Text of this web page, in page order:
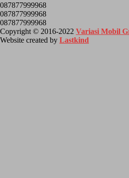
087877999968
087877999968
087877999968
Copyright © 2016-2022 Variasi Mobil
Website created by Lastkind